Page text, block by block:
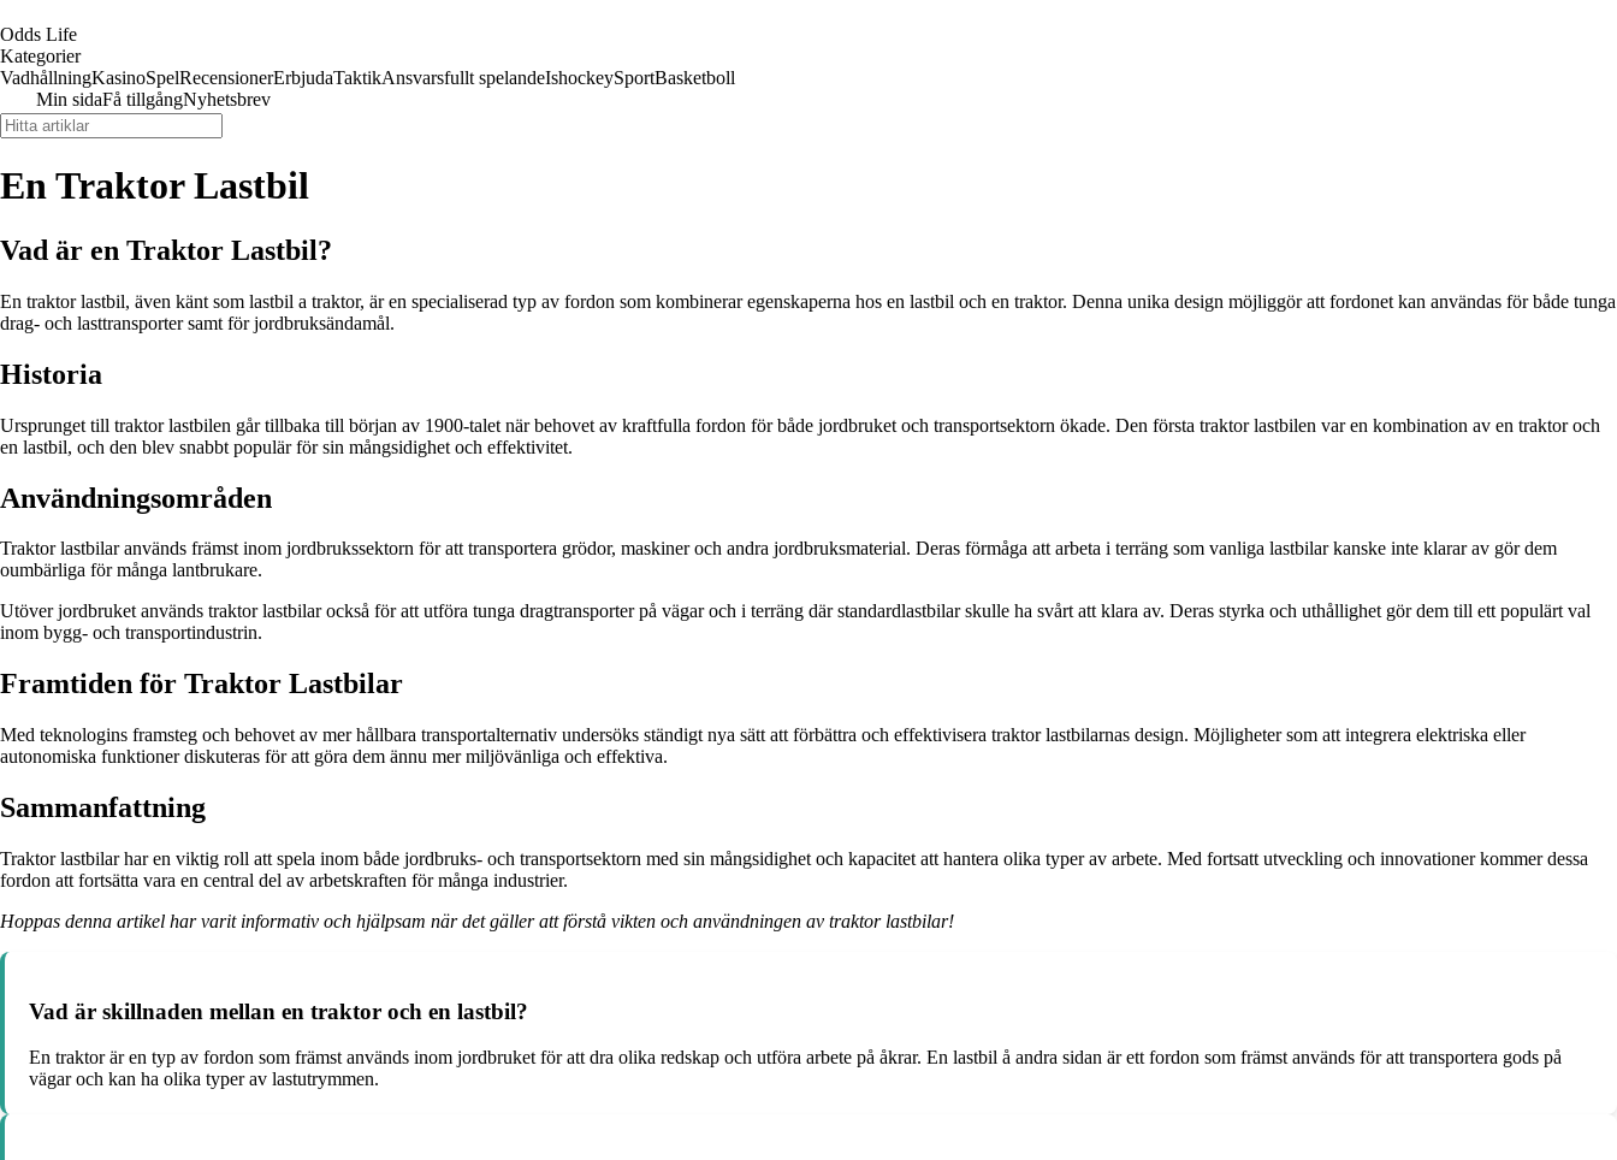
Odds Life
Kategorier
VadhållningKasinoSpelRecensionerErbjudaTaktikAnsvarsfullt spelandeIshockeySportBasketboll
Min sidaFå tillgångNyhetsbrev
En Traktor Lastbil
Vad är en Traktor Lastbil?
En traktor lastbil, även känt som lastbil a traktor, är en specialiserad typ av fordon som kombinerar egenskaperna hos en lastbil och en traktor. Denna unika design möjliggör att fordonet kan användas för både tunga
drag- och lasttransporter samt för jordbruksändamål.
Historia
Ursprunget till traktor lastbilen går tillbaka till början av 1900-talet när behovet av kraftfulla fordon för både jordbruket och transportsektorn ökade. Den första traktor lastbilen var en kombination av en traktor och
en lastbil, och den blev snabbt populär för sin mångsidighet och effektivitet.
Användningsområden
Traktor lastbilar används främst inom jordbrukssektorn för att transportera grödor, maskiner och andra jordbruksmaterial. Deras förmåga att arbeta i terräng som vanliga lastbilar kanske inte klarar av gör dem
oumbärliga för många lantbrukare.
Utöver jordbruket används traktor lastbilar också för att utföra tunga dragtransporter på vägar och i terräng där standardlastbilar skulle ha svårt att klara av. Deras styrka och uthållighet gör dem till ett populärt val
inom bygg- och transportindustrin.
Framtiden för Traktor Lastbilar
Med teknologins framsteg och behovet av mer hållbara transportalternativ undersöks ständigt nya sätt att förbättra och effektivisera traktor lastbilarnas design. Möjligheter som att integrera elektriska eller
autonomiska funktioner diskuteras för att göra dem ännu mer miljövänliga och effektiva.
Sammanfattning
Traktor lastbilar har en viktig roll att spela inom både jordbruks- och transportsektorn med sin mångsidighet och kapacitet att hantera olika typer av arbete. Med fortsatt utveckling och innovationer kommer dessa
fordon att fortsätta vara en central del av arbetskraften för många industrier.
Hoppas denna artikel har varit informativ och hjälpsam när det gäller att förstå vikten och användningen av traktor lastbilar!
Vad är skillnaden mellan en traktor och en lastbil?
En traktor är en typ av fordon som främst används inom jordbruket för att dra olika redskap och utföra arbete på åkrar. En lastbil å andra sidan är ett fordon som främst används för att transportera gods på
vägar och kan ha olika typer av lastutrymmen.